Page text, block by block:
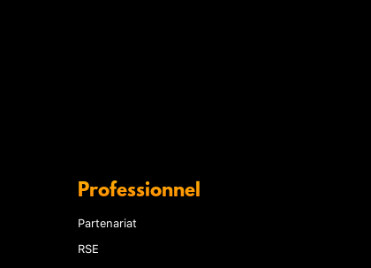
Professionnel
Partenariat
RSE